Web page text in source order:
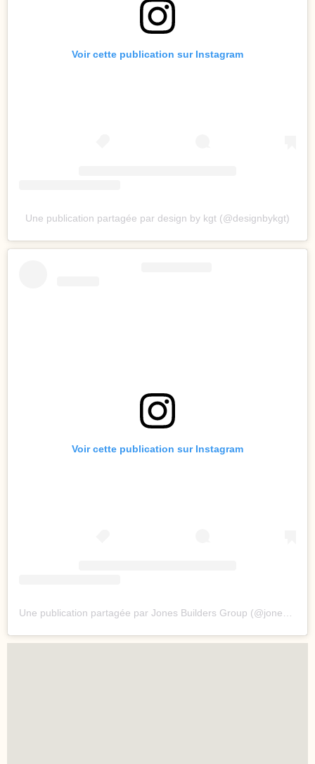
Voir cette publication sur Instagram
Une publication partagée par design by kgt (@designbykgt)
Voir cette publication sur Instagram
Une publication partagée par Jones Builders Group (@jonesbuildersgroup)